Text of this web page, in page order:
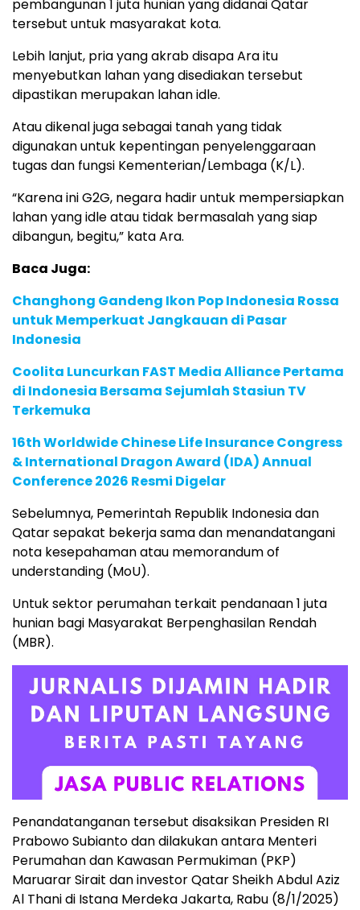
pembangunan 1 juta hunian yang didanai Qatar
tersebut untuk masyarakat kota.
Lebih lanjut, pria yang akrab disapa Ara itu
menyebutkan lahan yang disediakan tersebut
dipastikan merupakan lahan idle.
Atau dikenal juga sebagai tanah yang tidak
digunakan untuk kepentingan penyelenggaraan
tugas dan fungsi Kementerian/Lembaga (K/L).
“Karena ini G2G, negara hadir untuk mempersiapkan
lahan yang idle atau tidak bermasalah yang siap
dibangun, begitu,” kata Ara.
Baca Juga:
Changhong Gandeng Ikon Pop Indonesia Rossa
untuk Memperkuat Jangkauan di Pasar
Indonesia
Coolita Luncurkan FAST Media Alliance Pertama
di Indonesia Bersama Sejumlah Stasiun TV
Terkemuka
16th Worldwide Chinese Life Insurance Congress
& International Dragon Award (IDA) Annual
Conference 2026 Resmi Digelar
Sebelumnya, Pemerintah Republik Indonesia dan
Qatar sepakat bekerja sama dan menandatangani
nota kesepahaman atau memorandum of
understanding (MoU).
Untuk sektor perumahan terkait pendanaan 1 juta
hunian bagi Masyarakat Berpenghasilan Rendah
(MBR).
Penandatanganan tersebut disaksikan Presiden RI
Prabowo Subianto dan dilakukan antara Menteri
Perumahan dan Kawasan Permukiman (PKP)
Maruarar Sirait dan investor Qatar Sheikh Abdul Aziz
Al Thani di Istana Merdeka Jakarta, Rabu (8/1/2025)